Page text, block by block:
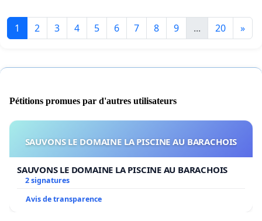
1 2 3 4 5 6 7 8 9 ... 20 »
Pétitions promues par d'autres utilisateurs
SAUVONS LE DOMAINE LA PISCINE AU BARACHOIS
SAUVONS LE DOMAINE LA PISCINE AU BARACHOIS
2 signatures
Avis de transparence